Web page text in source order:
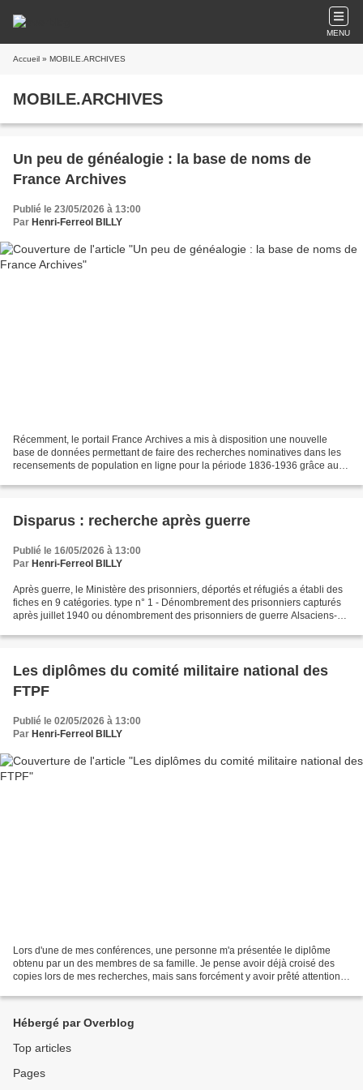
MENU
Accueil » MOBILE.ARCHIVES
MOBILE.ARCHIVES
Un peu de généalogie : la base de noms de
France Archives
Publié le 23/05/2026 à 13:00
Par Henri-Ferreol BILLY
Récemment, le portail France Archives a mis à disposition une nouvelle
base de données permettant de faire des recherches nominatives dans les
recensements de population en ligne pour la période 1836-1936 grâce au
Disparus : recherche après guerre
Publié le 16/05/2026 à 13:00
Par Henri-Ferreol BILLY
Après guerre, le Ministère des prisonniers, déportés et réfugiés a établi des
fiches en 9 catégories. type n° 1 - Dénombrement des prisonniers capturés
après juillet 1940 ou dénombrement des prisonniers de guerre Alsaciens-
Les diplômes du comité militaire national des
FTPF
Publié le 02/05/2026 à 13:00
Par Henri-Ferreol BILLY
Lors d'une de mes conférences, une personne m'a présentée le diplôme
obtenu par un des membres de sa famille. Je pense avoir déjà croisé des
copies lors de mes recherches, mais sans forcément y avoir prêté attention.
Hébergé par Overblog
Top articles
Pages